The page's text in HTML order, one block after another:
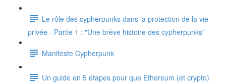
Le rôle des cypherpunks dans la protection de la vie
privée - Partie 1 : "Une brève histoire des cypherpunks"
Manifeste Cypherpunk
Un guide en 5 étapes pour que Ethereum (et crypto)